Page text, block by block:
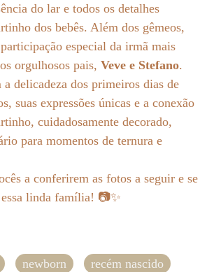
do lar e todos os detalhes
dos bebês. Além dos gêmeos,
especial da irmã mais
orgulhosos pais, Veve e Stefano.
delicadeza dos primeiros dias de
suas expressões únicas e a conexão
cuidadosamente decorado,
para momentos de ternura e
a conferirem as fotos a seguir e se
linda família! 📷✨
newborn
recém nascido